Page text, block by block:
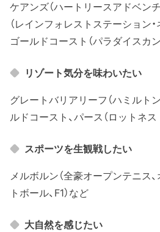
ケアンズ（ハートリースアドベン
（レインフォレストステーション・
ゴールドコースト（パラダイスカ
リゾート気分を味わいたい
グレートバリアリーフ（ハミルトン
ルドコースト、パース（ロットネス
スポーツを生観戦したい
メルボルン（全豪オープンテニス
トボール、F1）など
大自然を感じたい